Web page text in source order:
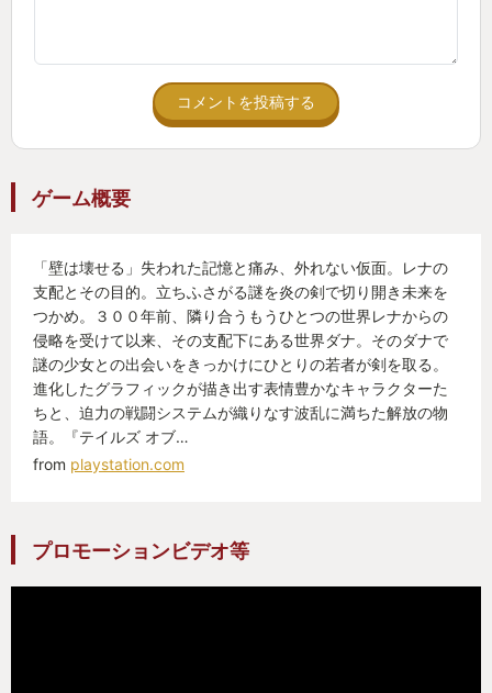
コメントを投稿する
ゲーム概要
「壁は壊せる」失われた記憶と痛み、外れない仮面。レナの
支配とその目的。立ちふさがる謎を炎の剣で切り開き未来を
つかめ。３００年前、隣り合うもうひとつの世界レナからの
侵略を受けて以来、その支配下にある世界ダナ。そのダナで
謎の少女との出会いをきっかけにひとりの若者が剣を取る。
進化したグラフィックが描き出す表情豊かなキャラクターた
ちと、迫力の戦闘システムが織りなす波乱に満ちた解放の物
語。『テイルズ オブ…
from playstation.com
プロモーションビデオ等